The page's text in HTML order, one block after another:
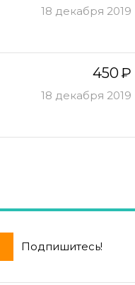
18 декабря 2019
450
18 декабря 2019
Подпишитесь!